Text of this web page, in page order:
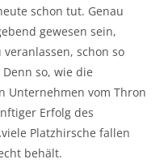
schon tut. Genau
gewesen sein,
schon so
so, wie die
Unternehmen vom Thron
Erfolg des
Platzhirsche fallen
behält.